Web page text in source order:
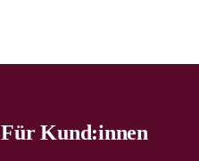
Für Kund:innen